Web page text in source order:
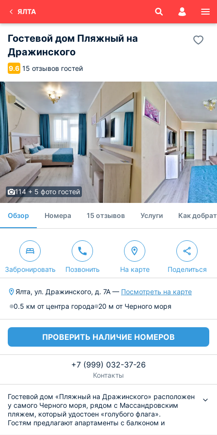
ЯЛТА
Гостевой дом Пляжный на
Дражинского
9.6 15 отзывов гостей
114 + 5 фото гостей
Обзор Номера 15 отзывов Услуги Как
Забронировать Позвонить На карте Поделиться
Ялта, ул. Дражинского, д. 7А — Посмотреть на карте
0.5 км от центра города 20 м от Черного моря
ПРОВЕРИТЬ НАЛИЧИЕ НОМЕРОВ
+7 (999) 032-37-26
Контакты
Гостевой дом «Пляжный на Дражинского» расположен
у самого Черного моря, рядом с Массандровским
пляжем, который удостоен «голубого флага».
Гостям предлагают апартаменты с балконом и